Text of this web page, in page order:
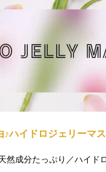
♪ハイドロジェリーマ
然成分たっぷり／ハイド